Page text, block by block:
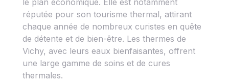
le plan économique. Elle est notamment
réputée pour son tourisme thermal, attirant
chaque année de nombreux curistes en quête
de détente et de bien-être. Les thermes de
Vichy, avec leurs eaux bienfaisantes, offrent
une large gamme de soins et de cures
thermales.